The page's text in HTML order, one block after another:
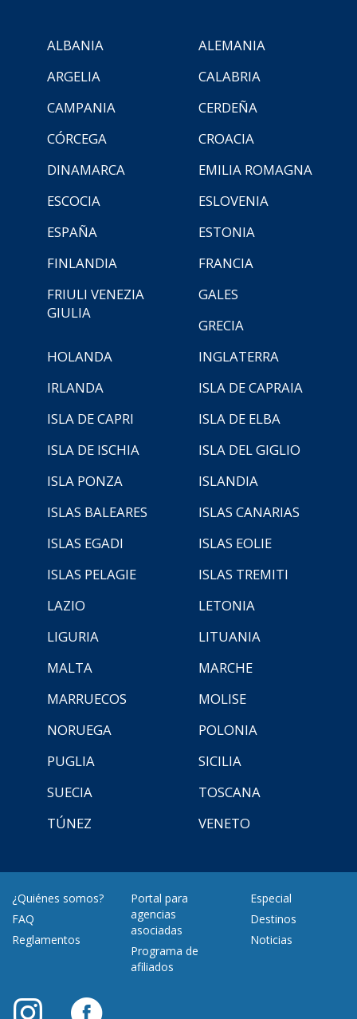
ALBANIA
ALEMANIA
ARGELIA
CALABRIA
CAMPANIA
CERDEÑA
CÓRCEGA
CROACIA
DINAMARCA
EMILIA ROMAGNA
ESCOCIA
ESLOVENIA
ESPAÑA
ESTONIA
FINLANDIA
FRANCIA
FRIULI VENEZIA
GIULIA
GALES
GRECIA
HOLANDA
INGLATERRA
IRLANDA
ISLA DE CAPRAIA
ISLA DE CAPRI
ISLA DE ELBA
ISLA DE ISCHIA
ISLA DEL GIGLIO
ISLA PONZA
ISLANDIA
ISLAS BALEARES
ISLAS CANARIAS
ISLAS EGADI
ISLAS EOLIE
ISLAS PELAGIE
ISLAS TREMITI
LAZIO
LETONIA
LIGURIA
LITUANIA
MALTA
MARCHE
MARRUECOS
MOLISE
NORUEGA
POLONIA
PUGLIA
SICILIA
SUECIA
TOSCANA
TÚNEZ
VENETO
¿Quiénes somos?
FAQ
Reglamentos
Portal para
agencias
asociadas
Programa de
afiliados
Especial
Destinos
Noticias